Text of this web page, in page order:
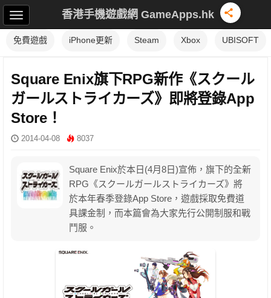
香港手機遊戲網 GameApps.hk
免費遊戲 iPhone更新 Steam Xbox UBISOFT
Square Enix旗下RPG新作《スクール
ガールストライカーズ》即將登錄App
Store！
2014-04-08 8037
Square Enix於本日(4月8日)宣佈，旗下的全新
RPG《スクールガールストライカーズ》將
於本年春季登錄App Store，遊戲採取免費道
具課金制，而本篇會為大家先行公開制服和戰
鬥服。